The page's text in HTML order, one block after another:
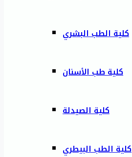
كلية الطب البشري
كلية طب الأسنان
كلية الصيدلة
كلية الطب البيطري